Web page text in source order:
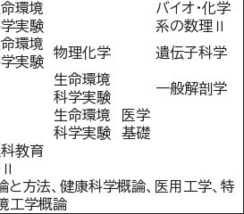
環境
実験
バイオ・化学
系の数理Ⅱ
環境
実験
物理化学
遺伝子科学
生命環境
科学実験
一般解剖学
生命環境
科学実験
医学
基礎
教育
方法、健康科学概論、医用工学、特
工学概論